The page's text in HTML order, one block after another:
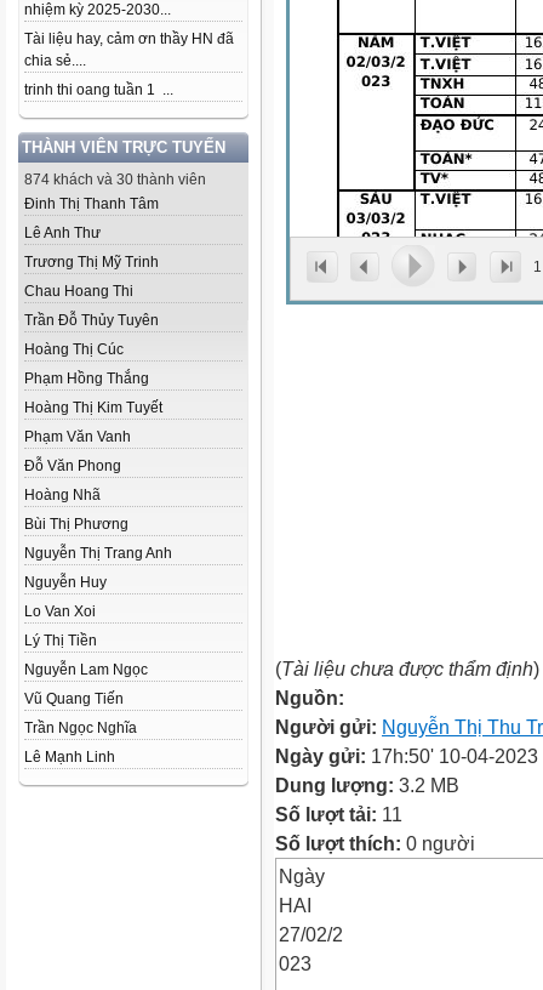
nhiệm kỳ 2025-2030...
Tài liệu hay, cảm ơn thầy HN đã
chia sẻ....
trinh thi oang tuần 1 ...
THÀNH VIÊN TRỰC TUYẾN
874 khách và 30 thành viên
Đinh Thị Thanh Tâm
Lê Anh Thư
Trương Thị Mỹ Trinh
Chau Hoang Thi
Trần Đỗ Thủy Tuyên
Hoàng Thị Cúc
Phạm Hồng Thắng
Hoàng Thị Kim Tuyết
Phạm Văn Vanh
Đỗ Văn Phong
Hoàng Nhã
Bùi Thị Phương
Nguyễn Thị Trang Anh
Nguyễn Huy
Lo Van Xoi
Lý Thị Tiền
Nguyễn Lam Ngọc
Vũ Quang Tiến
Trần Ngọc Nghĩa
Lê Mạnh Linh
1
(Tài liệu chưa được thẩm định)
Nguồn:
Người gửi: Nguyễn Thị Thu
Ngày gửi: 17h:50' 10-04-2023
Dung lượng: 3.2 MB
Số lượt tải: 11
Số lượt thích: 0 người
Ngày
HAI
27/02/2
023